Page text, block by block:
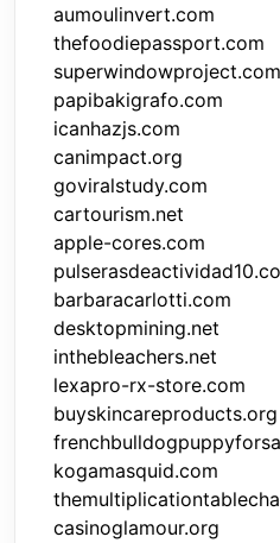
aumoulinvert.com
thefoodiepassport.com
superwindowproject.com
papibakigrafo.com
icanhazjs.com
canimpact.org
goviralstudy.com
cartourism.net
apple-cores.com
barbaracarlotti.com
desktopmining.net
inthebleachers.net
lexapro-rx-store.com
buyskincareproducts.org
kogamasquid.com
casinoglamour.org